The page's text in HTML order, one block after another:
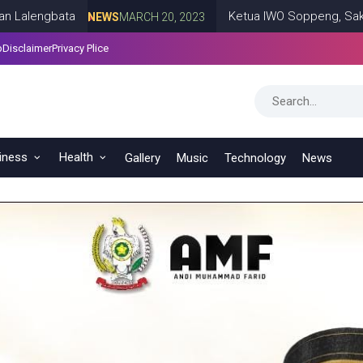
NEWS MARCH 20, 2023 Ketua IWO Soppeng, Saksikan Laga
NEWSMARCH 16, 2023
DisclaimerPrivacy Plice
Health Gallery Music Technology News